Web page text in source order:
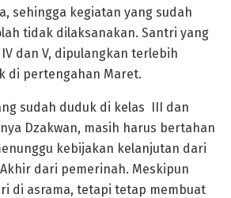
sehingga kegiatan yang sudah
tidak dilaksanakan. Santri yang
dan V, dipulangkan terlebih
di pertengahan Maret.
sudah duduk di kelas III dan
Dzakwan, masih harus bertahan
kebijakan kelanjutan dari
dari pemerinah. Meskipun
di asrama, tetapi tetap membuat